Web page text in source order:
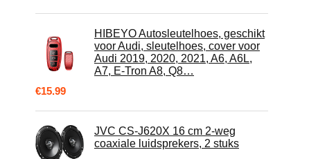
HIBEYO Autosleutelhoes, geschikt
voor Audi, sleutelhoes, cover voor
Audi 2019, 2020, 2021, A6, A6L,
A7, E-Tron A8, Q8…
€15.99
JVC CS-J620X 16 cm 2-weg
coaxiale luidsprekers, 2 stuks